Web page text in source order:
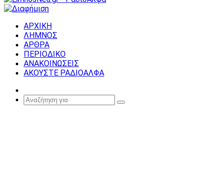
ΑΡΧΙΚΗ
ΛΗΜΝΟΣ
ΑΡΘΡΑ
ΠΕΡΙΟΔΙΚΟ
ΑΝΑΚΟΙΝΩΣΕΙΣ
ΑΚΟΥΣΤΕ ΡΑΔΙΟΑΛΦΑ
Article
Αναζήτηση